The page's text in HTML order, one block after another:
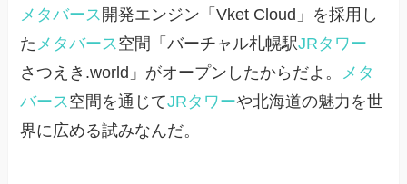
メタバース 開発エンジン「Vket Cloud」を採用し
た メタバース空間「バーチャル札幌駅JRタワー
さつえき.world」がオープンしたからだよ。 メタ
バース空間を通じてJRタワーや北海道の魅力を世
界に広める試みなんだ。